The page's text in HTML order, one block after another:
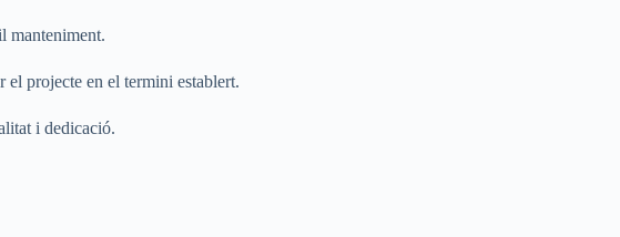
manteniment.
el projecte en el termini establert.
i dedicació.